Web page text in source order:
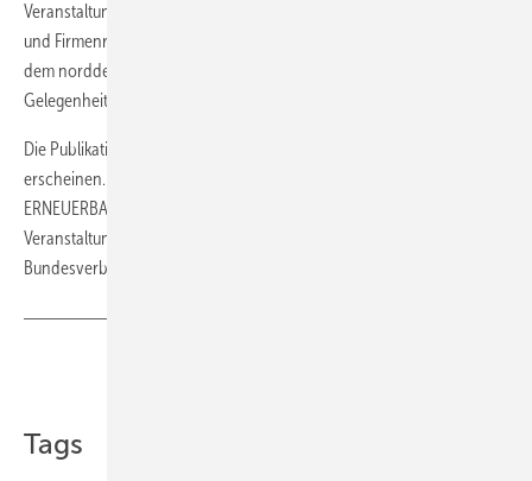
Veranstaltung zu geben. Interviews, Meinungsbeiträge, Best Practice
und Firmenreportagen sollen die etablierte und engagierte Branche in
dem norddeutschen Regenerativland porträtieren. Nutzen Sie die
Gelegenheit, Ihr Unternehmen hier zu präsentieren.
Die Publikation wird am 8. September in einer Druckauflage 30.000
erscheinen. Die Verteilung erfolgt als Beileger in dem Magazin
ERNEUERBARE ENERGIEN, auf der Husum Wind und natürlich auf
Veranstaltungen selbst in Hannover. Projektpartner ist der
Bundesverband Windenergie.
Tags